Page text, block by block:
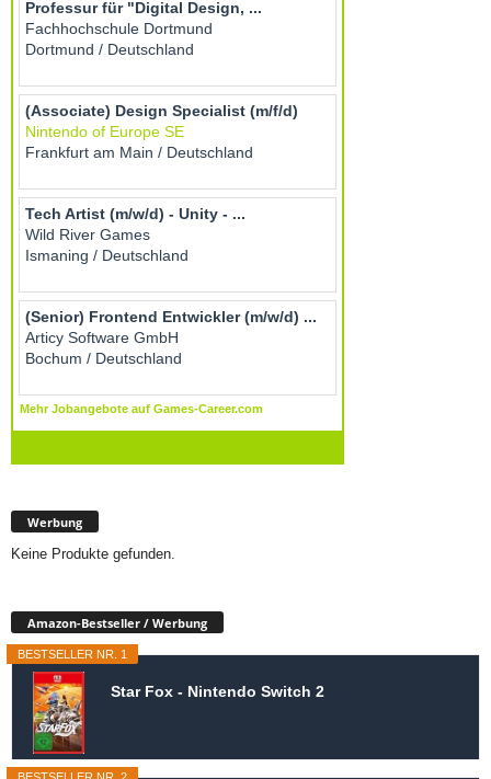
Werbung
Keine Produkte gefunden.
Amazon-Bestseller / Werbung
BESTSELLER NR. 1
Star Fox - Nintendo Switch 2